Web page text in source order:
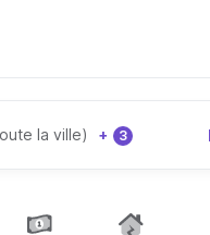
la ville) + 3